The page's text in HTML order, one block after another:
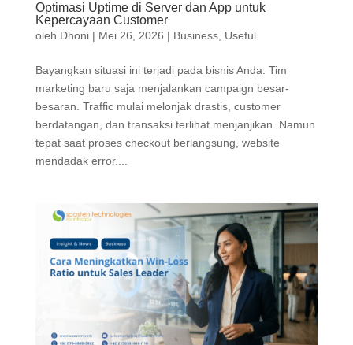
Optimasi Uptime di Server dan App untuk
Kepercayaan Customer
oleh Dhoni| Mei 26, 2026 | Business, Useful
Bayangkan situasi ini terjadi pada bisnis Anda. Tim
marketing baru saja menjalankan campaign besar-
besaran. Traffic mulai melonjak drastis, customer
berdatangan, dan transaksi terlihat menjanjikan. Namun
tepat saat proses checkout berlangsung, website
mendadak error....